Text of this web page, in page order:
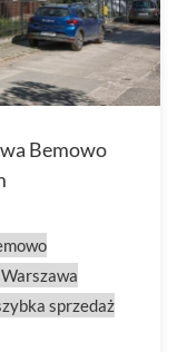
Bemowo
sprzedaż